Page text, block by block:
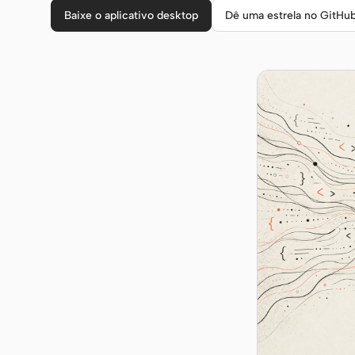
Baixe o aplicativo desktop Dê uma estrela no